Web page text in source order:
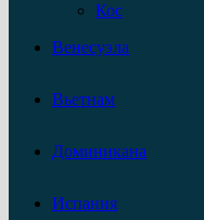
Кос
Венесуэла
Вьетнам
Доминикана
Испания